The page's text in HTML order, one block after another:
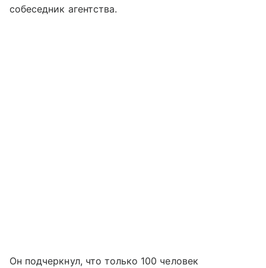
собеседник агентства.
Он подчеркнул, что только 100 человек